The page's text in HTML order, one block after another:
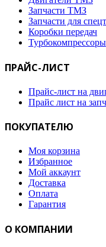
Запчасти ТМЗ
Запчасти для
Коробки передач
Турбокомпрессоры
ПРАЙС-ЛИСТ
Прайс-лист на
Прайс лист на
ПОКУПАТЕЛЮ
Моя корзина
Избранное
Мой аккаунт
Доставка
Оплата
Гарантия
О КОМПАНИИ